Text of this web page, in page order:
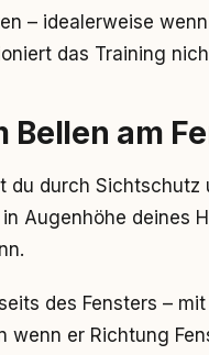
– idealerweise
das Training
am
du durch Sichtschutz
Augenhöhe deines
des Fensters –
wenn er Richtung